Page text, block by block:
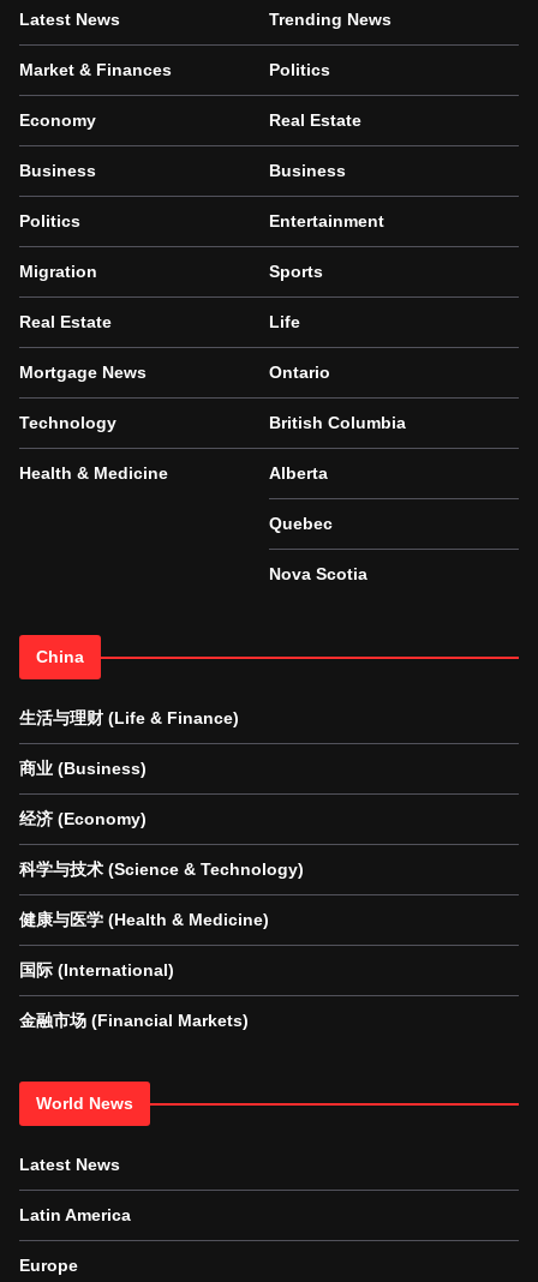
Latest News
Market & Finances
Economy
Business
Politics
Migration
Real Estate
Mortgage News
Technology
Health & Medicine
Trending News
Politics
Real Estate
Business
Entertainment
Sports
Life
Ontario
British Columbia
Alberta
Quebec
Nova Scotia
China
生活与理财 (Life & Finance)
商业 (Business)
经济 (Economy)
科学与技术 (Science & Technology)
健康与医学 (Health & Medicine)
国际 (International)
金融市场 (Financial Markets)
World News
Latest News
Latin America
Europe